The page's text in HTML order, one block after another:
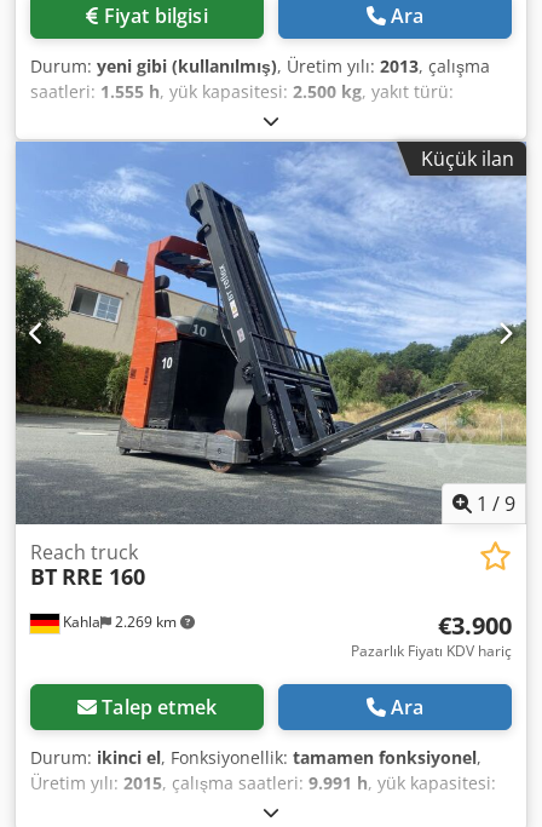
Fiyat bilgisi Ara
Durum: yeni gibi (kullanılmış), Üretim yılı: 2013, çalışma
saatleri: 1.555 h, yük kapasitesi: 2.500 kg, yakıt türü:
, Üretici + model: BT LWE 250 * EX * Pyroban - 3G
/ Zone 2 Kimlik: 24031.0028 Kategori: Kullanılmış Çatallar:
800 x 540 mm Kapasite: 2500 kg Yıl: 2013 Çalışma saati:
1555 saat Akü kapasitesi: Komple YENİ * 24v / 260ah (4PzB)
* Üretim yılı 2024 Dcsdozq T Tpjpfx Ai Rjk Seçenekler: * EX
* Atex - Pyroban !!! Sistem = S6000 E Gaz grubu = IIB Tip =
3G (ZONE 2'de kullanıma izinli) Sıcaklık sınıfı = T3
Küçük ilan
1 /9
Kahla 2.269 km
Reach truck
BT RRE 160
€3.900
Pazarlık Fiyatı KDV hariç
Talep etmek Ara
Durum: ikinci el, Fonksiyonellik: tamamen fonksiyonel,
Üretim yılı: 2015, çalışma saatleri: 9.991 h, yük kapasitesi:
, kaldırma yüksekliği:7.500 mm